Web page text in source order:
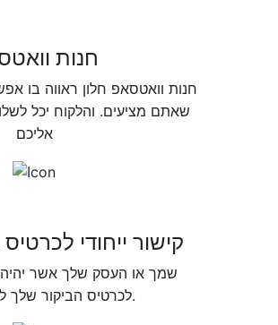
חנות
חנות וואטסאפ חלון ראווה בו
שאתם מציעים. והלקוח יכל
אליכם
קישור ייחודי לכרטיס
שמך או העסק שלך אשר יהיה.
לכרטיס הביקור שלך לפי בחירתך.